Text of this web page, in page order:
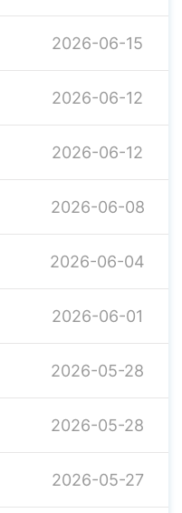
2026-06-15
2026-06-12
2026-06-12
2026-06-08
2026-06-04
2026-06-01
2026-05-28
2026-05-28
2026-05-27